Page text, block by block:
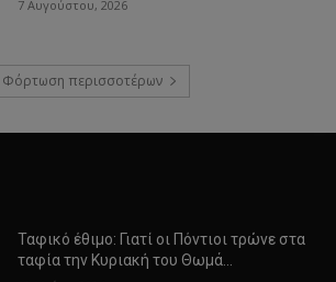
7 Αυγούστου, 2026
Φόρτωση περισσοτέρων
Ταφικό έθιμο: Γιατί οι Πόντιοι τρώνε στα
ταφία την Κυριακή του Θωμά…